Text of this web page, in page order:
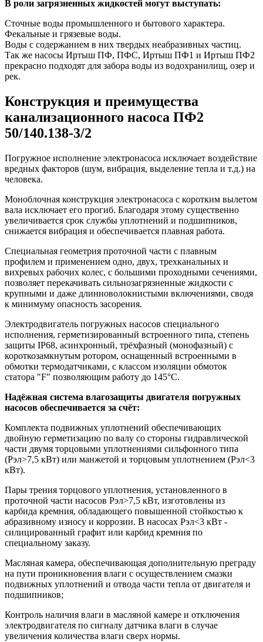
В роли загрязненных жидкостей могут выступать:
Сточные воды промышленного и бытового характера.
Фекальные и грязевые воды.
Воды с содержанием в них твердых неабразивных частиц.
Так же насосы Иртыш ПФ, ПФС, Иртыш ПФ1 и Иртыш ПФ2
прекрасно подходят для забора воды из водохранилищ, озер и
рек.
Конструкция и преимущества
канализационного насоса ПФ2
50/140.138-3/2
Погружное исполнение электронасоса исключает воздействие
вредных факторов (шум, вибрация, выделение тепла и т.д.) на
человека.
Моноблочная конструкция электронасоса с коротким вылетом
вала исключает его прогиб. Благодаря этому существенно
увеличивается срок службы уплотнений и подшипников,
снижается вибрация и обеспечивается плавная работа.
Специальная геометрия проточной части с плавным
профилем и применением одно, двух, трехканальных и
вихревых рабочих колес, с большими проходными сечениями,
позволяет перекачивать сильнозагрязненные жидкости с
крупными и даже длинноволокнистыми включениями, сводя
к минимуму опасность засорения.
Электродвигатель погружных насосов специального
исполнения, герметизированный встроенного типа, степень
защиты IP68, асинхронный, трёхфазный (монофазный) с
короткозамкнутым ротором, оснащенный встроенными в
обмотки термодатчиками, с классом изоляции обмоток
статора "F" позволяющим работу до 145°С.
Надёжная система влагозащиты двигателя погружных
насосов обеспечивается за счёт:
Комплекта подвижных уплотнений обеспечивающих
двойную герметизацию по валу со стороны гидравлической
части двумя торцовыми уплотнениями сильфонного типа
(Рэл>7,5 кВт) или манжетой и торцовым уплотнением (Рэл<3
кВт).
Пары трения торцового уплотнения, установленного в
проточной части насосов Рэл>7,5 кВт, изготовлены из
карбида кремния, обладающего повышенной стойкостью к
абразивному износу и коррозии. В насосах Рэл<3 кВт -
силицированный графит или карбид кремния по
специальному заказу.
Масляная камера, обеспечивающая дополнительную преграду
на пути проникновения влаги с осуществлением смазки
подвижных уплотнений и отвода части тепла от двигателя и
подшипников;
Контроль наличия влаги в масляной камере и отключения
электродвигателя по сигналу датчика влаги в случае
увеличения количества влаги сверх нормы.